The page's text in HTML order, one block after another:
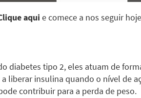
aqui e comece a nos seguir
diabetes tipo 2, eles atuam de
liberar insulina quando o nível de
contribuir para a perda de peso.